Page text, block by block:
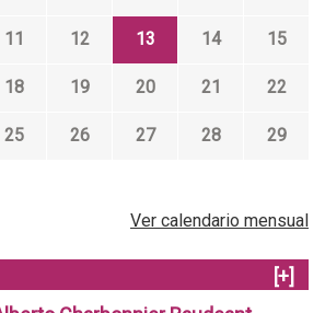
11 12 13 14 15
18 19 20 21 22
25 26 27 28 29
Ver calendario mensual
[+]